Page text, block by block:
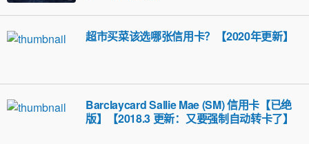
超市买菜该选哪张信用卡？【2020年更新】
Barclaycard Sallie Mae (SM) 信用卡【已绝
版】【2018.3 更新：又要强制自动转卡了】